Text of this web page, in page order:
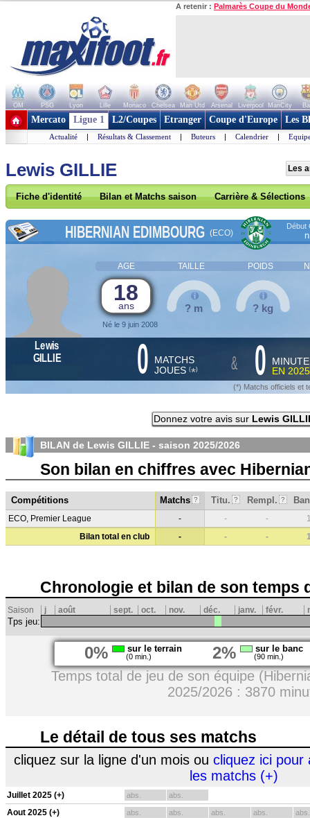
A retenir : Palmarès Coupe du
OM PSG Lyon Lille Monaco Chelsea Man Utd Arsenal Liverpool ManCity
+ de clubs
Mercato Ligue 1 L2/Coupes Etranger Coupe d'Europe Les
Actualité | Résultats & Classement | Buteurs | Calendrier |
Lewis GILLIE Les
Fiche d'identité Bilan et Matchs saison Carrière & Sélections
HIBERNIAN EDIMBOURG (ECO)
Début
AGE TAILLE POIDS
18
ans
Né le 9 juin 2008
? m ? kg
Lewis
GILLIE
0 MATCHS
JOUES (*) & 0
EN
(*) Matchs officiels et
Donnez votre avis sur Lewis
BILAN de Lewis GILLIE - saison 2025/2026
Son bilan en chiffres avec
Compétitions Matchs ? Titu. ? Rempl. ?
ECO, Premier League - - -
Bilan total en club
- - -
Chronologie et bilan de son temps
Saison j août sept. oct. nov. déc. janv. févr.
Tps jeu:
0% sur le terrain
(0 min.) 2% sur le banc
(90 min.)
Temps total de jeu de son équipe
2025/2026 : 3870
Le détail de tous ses matchs
cliquez sur la ligne d'un mois ou cliquez ici pour
les matchs (+)
Juillet 2025 (+) abs. abs.
Aout 2025 (+) abs. abs. abs. abs. abs.